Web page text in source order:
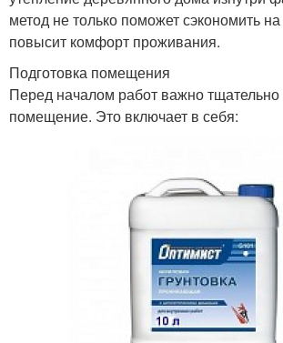
метод не только поможет сэкономить
повысит комфорт проживания.
Подготовка помещения
Перед началом работ важно тщательно
помещение. Это включает в себя: